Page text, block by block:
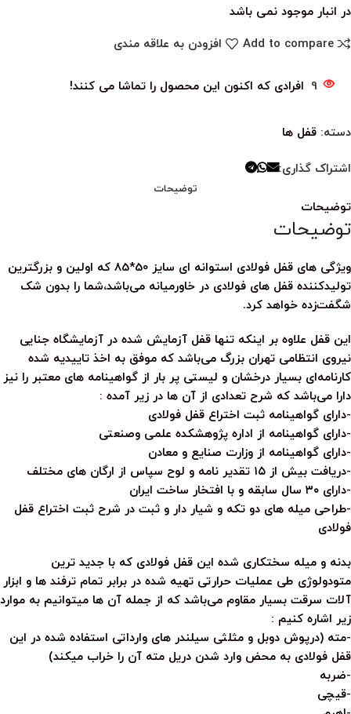
در انبار موجود نمی باشد
Add to compare
افزودن به علاقه مندی
9 افرادی که اکنون این محصول را تماشا می کنند!
دسته: قفل ها
اشتراک گذاری:
توضیحات
توضیحات
توضیحات
ویژگی های قفل فولادی استوانه ای سایز 50*85 که اولین و بزرگترین
تولیدکننده قفل های فولادی در خاورمیانه می‌باشد،شما را بدون شک
شگفت‌زده خواهد کرد.
این قفل علاوه بر اینکه تنها قفل آزمایش شده در آزمایشگاه جنایی
نیروی انتظامی تهران بزرگ می‌باشد که موفق به اخذ تاییدیه شده
کارنامه‌ای بسیار درخشان و لیستی پر بار از گواهینامه های معتبر را نیز
دارا می‌باشد که شرح تعدادی از آن ها در زیر آمده :
-دارای گواهینامه ثبت اختراع قفل فولادی
-دارای گواهینامه از اداره پژوهشکده علمی وصنعتی
-دارای گواهینامه از وزارت صنایع و معادن
-دریافت بیش از ۱۵ تقدیر نامه و لوح سپاس از ارگان های مختلف
-دارای ۳۰ سال سابقه و با افتخار ساخت ایران
-طراحی میله های دو تکه و شیار دار و ثبت در شرح ثبت اختراع قفل
فولادی
بدنه و میله سختکاری شده این قفل فولادی که با جدید ترین
متودولوژی طی عملیات حرارتی تهیه شده در برابر تمام ترفند ها و ابزار
آلات سرقت بسیار مقاوم می‌باشد که از جمله آن ها میتوانیم به موارد
زیر اشاره کنیم :
-مته (درپوش دوبل و مثلثی سیلندر های وارداتی استفاده شده در این
قفل فولادی به محض وارد شدن دریل مته آن را خراب میکند)
-ضربه
-قیچی